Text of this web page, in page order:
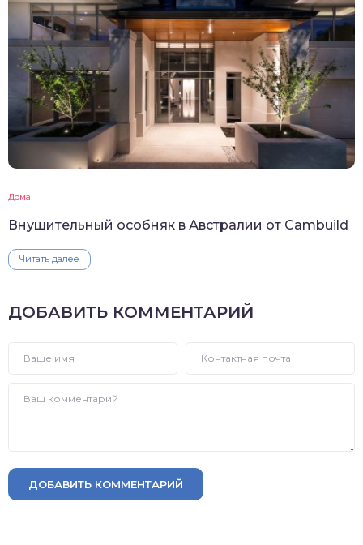
Дома
Внушительный особняк в Австралии от Cambuild
Читать далее
ДОБАВИТЬ КОММЕНТАРИЙ
ДОБАВИТЬ КОММЕНТАРИЙ